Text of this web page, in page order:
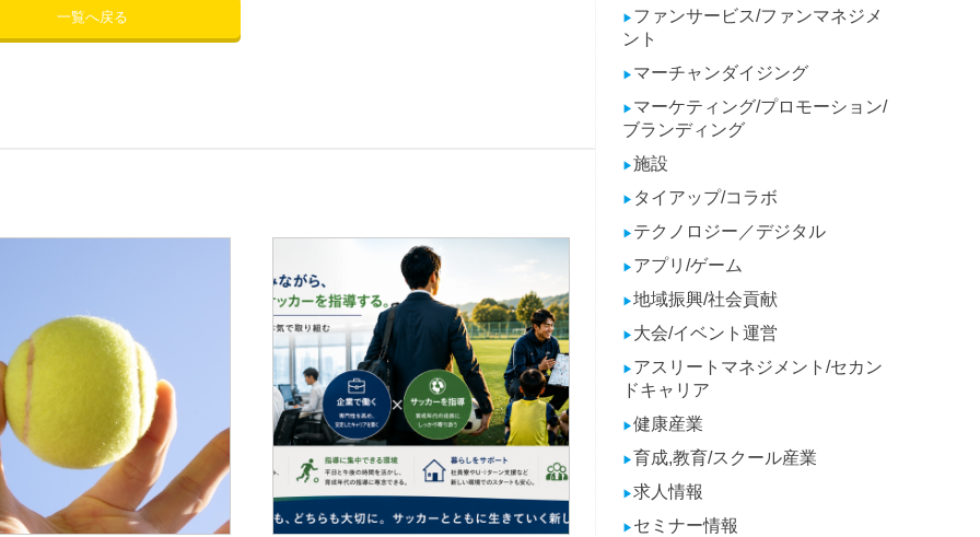
一覧へ戻る ▶ ファンサービス/ファンマネジメ
ント
▶ マーチャンダイジング
▶ マーケティング/プロモーション/
ブランディング
▶施設
▶ タイアップ/コラボ
▶ テクノロジー／デジタル
▶ アプリ/ゲーム
▶地域振興/社会貢献
▶ 大会/イベント運営
▶ アスリートマネジメント/セカン
ドキャリア
▶健康産業
▶育成,教育/スクール産業
▶求人情報
▶ セミナー情報